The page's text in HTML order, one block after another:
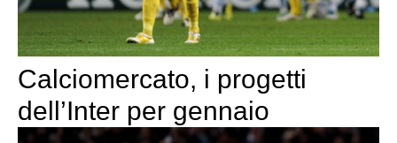
Calciomercato, i progetti
dell’Inter per gennaio